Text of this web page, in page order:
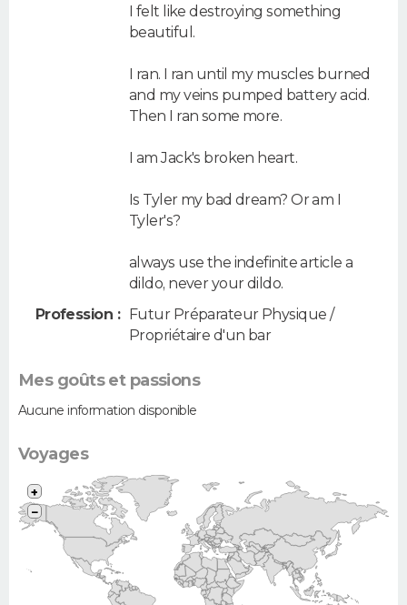
I felt like destroying something
beautiful.
I ran. I ran until my muscles burned
and my veins pumped battery acid.
Then I ran some more.
I am Jack's broken heart.
Is Tyler my bad dream? Or am I
Tyler's?
always use the indefinite article a
dildo, never your dildo.
Profession :
Futur Préparateur Physique /
Propriétaire d'un bar
Mes goûts et passions
Aucune information disponible
Voyages
+
−